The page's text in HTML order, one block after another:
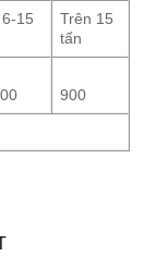
15
Trên 15
tấn
900